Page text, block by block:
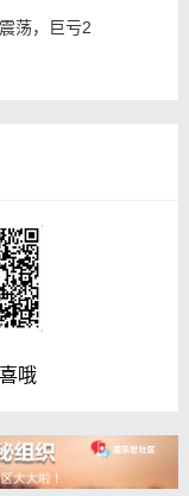
荡，巨亏2
哦